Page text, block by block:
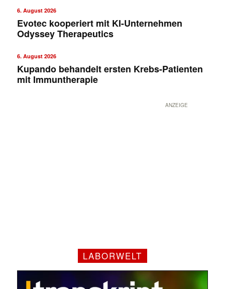
6. August 2026
Evotec kooperiert mit KI-Unternehmen
Odyssey Therapeutics
6. August 2026
Kupando behandelt ersten Krebs-Patienten
mit Immuntherapie
ANZEIGE
LABORWELT